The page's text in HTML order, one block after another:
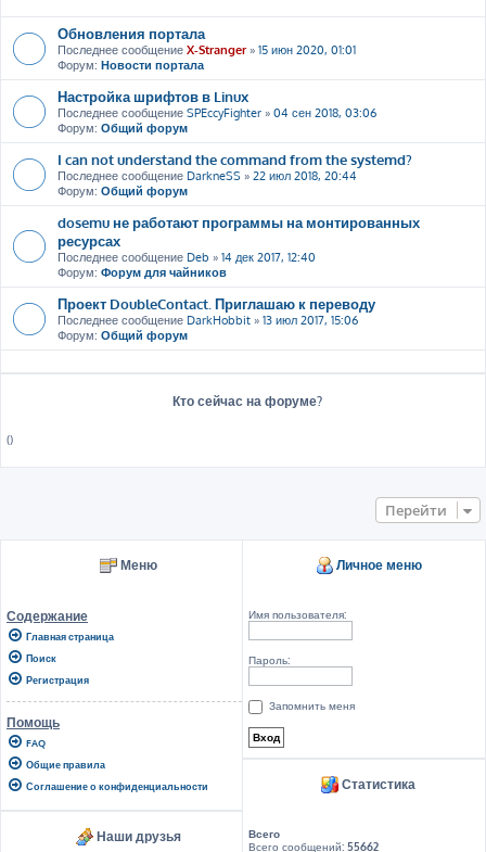
Обновления портала
Последнее сообщение X-Stranger» 15 июн 2020, 01:01
Форум: Новости портала
Настройка шрифтов в Linux
Последнее сообщение SPEccyFighter » 04 сен 2018, 03:06
Форум: Общий форум
I can not understand the command from the systemd?
Последнее сообщение DarkneSS » 22 июл 2018, 20:44
Форум: Общий форум
dosemu не работают программы на монтированных
ресурсах
Последнее сообщение Deb » 14 дек 2017, 12:40
Форум: Форум для чайников
Проект DoubleContact. Приглашаю к переводу
Последнее сообщение DarkHobbit » 13 июл 2017, 15:06
Форум: Общий форум
Кто сейчас на форуме?
()
Перейти
Меню
Содержание
Главная страница
Поиск
Регистрация
Помощь
FAQ
Общие правила
Соглашение о конфиденциальности
Наши друзья
Личное меню
Имя пользователя:
Пароль:
Запомнить меня
Статистика
Всего
Всего сообщений:55662